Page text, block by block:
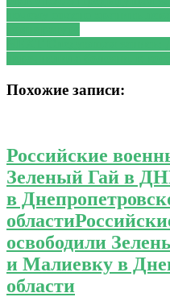
Похожие записи:
Российские
Зеленый Гай в
в
области
освободили
и Малиевку в
области